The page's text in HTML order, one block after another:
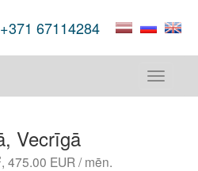
+371 67114284
Toggle
Vecrīgā
, 475.00 EUR / mēn.